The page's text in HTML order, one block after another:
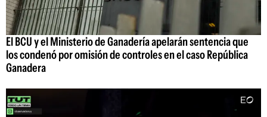
El BCU y el Ministerio de Ganadería apelarán sentencia que
los condenó por omisión de controles en el caso República
Ganadera